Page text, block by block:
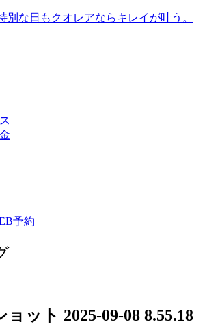
別な日もクオレアならキレイが叶う。
予約
ット 2025-09-08 8.55.18